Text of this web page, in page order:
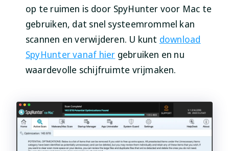
op te ruimen is door SpyHunter voor Mac te
gebruiken, dat snel systeemrommel kan
scannen en verwijderen. U kunt download
SpyHunter vanaf hier gebruiken en nu
waardevolle schijfruimte vrijmaken.